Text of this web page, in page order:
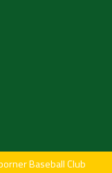
Baseball Club